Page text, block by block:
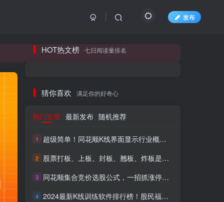
发布
新各大精品创业项目！
HOT热文榜 七日阅读量排名
猜你喜欢 满足你的好奇心
热门文章 最新发布 随机推荐
1 超级简单！同花顺K线界面显示行业概念指标代码图解
2 股票打板、上板、封板、翘板、炸板是什么意思？炒股你必须懂的暗语！
3 同花顺集合竞价选股公式，一招抓涨停让你秒变打板高手！
4 2024最新K线训练软件排行榜！股民福利，十款专业分析工具全揭秘！